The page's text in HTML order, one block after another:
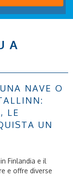
A
NAVE O
LE
UN
Finlandia e il
e offre diverse